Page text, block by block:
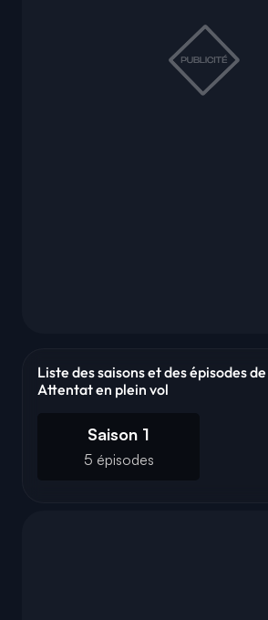
Liste des saisons et des épisodes
Attentat en plein vol
Saison 1
5 épisodes